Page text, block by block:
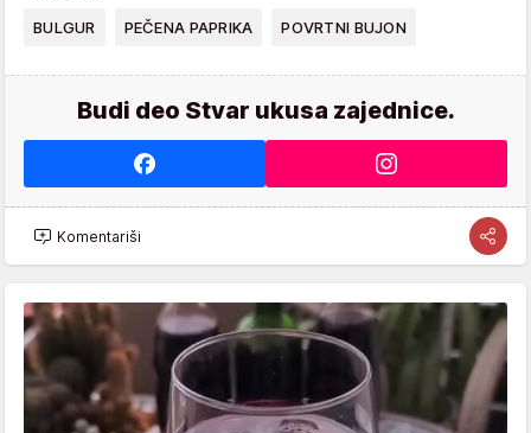
BULGUR PEČENA PAPRIKA POVRTNI BUJON
Budi deo Stvar ukusa zajednice.
Komentariši